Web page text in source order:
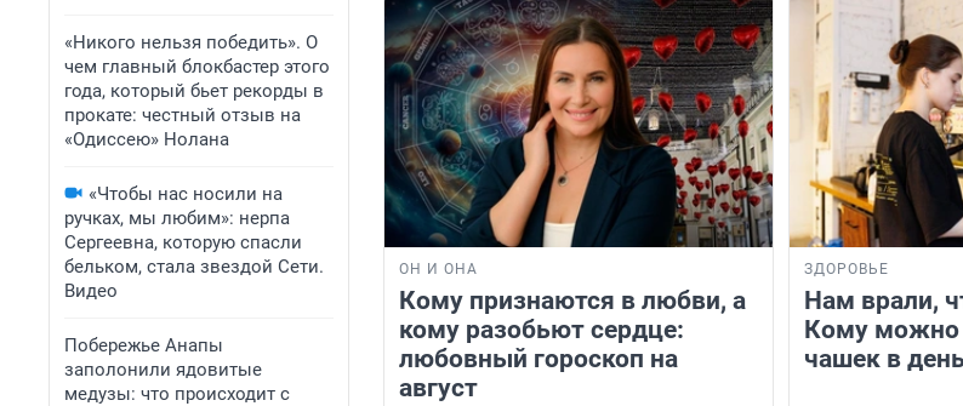
«Никого нельзя победить». О
чем главный блокбастер этого
года, который бьет рекорды в
прокате: честный отзыв на
«Одиссею» Нолана
«Чтобы нас носили на
ручках, мы любим»: нерпа
Сергеевна, которую спасли
бельком, стала звездой Сети.
Видео
Побережье Анапы
заполонили ядовитые
медузы: что происходит с
ОН И ОНА
Кому признаются в любви, а
кому разобьют сердце:
любовный гороскоп на
август
ЗДОРОВЬЕ
Нам врали,
Кому можно
чашек в